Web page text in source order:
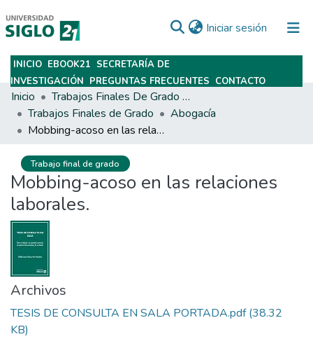
Iniciar sesión (current)
Subir
INICIO EBOOK21 SECRETARÍA DE
INVESTIGACIÓN PREGUNTAS FRECUENTES CONTACTO
Inicio
Trabajos Finales De Grado Y Posgrado
Trabajos Finales de Grado
Abogacía
Mobbing-acoso en las relaciones laborales.
Trabajo final de grado
Mobbing-acoso en las relaciones
laborales.
Archivos
TESIS DE CONSULTA EN SALA PORTADA.pdf(38.32
KB)